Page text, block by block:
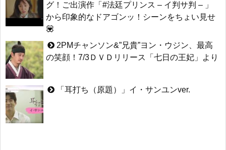
グ！ご出演作「#法廷プリンス – イ判サ判 – 」
から印象的なドアゴンッ！シーンをちょい見せ
💟
2PMチャンソン&”兄貴”ヨン・ウジン、最高
の笑顔！7/3ＤＶＤリリース「七日の王妃」より
「耳打ち（原題）」イ・サンユンver.